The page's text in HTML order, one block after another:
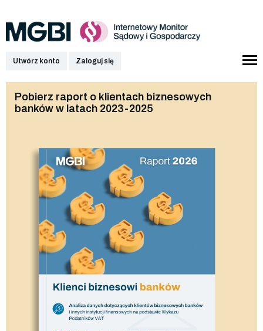
Utwórz konto Zaloguj się
Pobierz raport o klientach biznesowych
banków w latach 2023-2025